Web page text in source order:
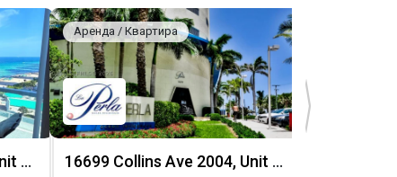
16699 Collins Ave 1410, Unit 1410
Аренда / Квартира
16699 Collins Ave 2004, Unit 2004